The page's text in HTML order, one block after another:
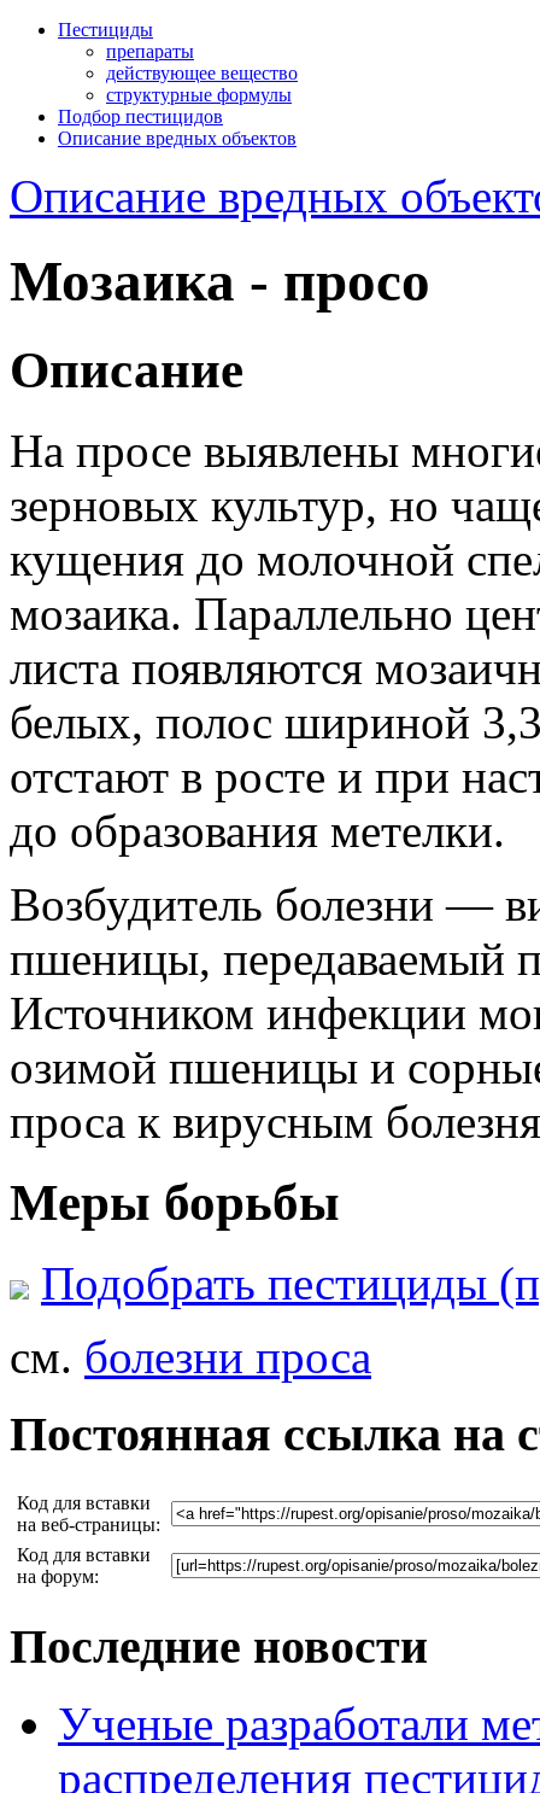
Пестициды
препараты
действующее вещество
структурные формулы
Подбор пестицидов
Описание вредных объектов
Описание вредных
Мозаика - просо
Описание
На просе выявлены
зерновых культур, но
кущения до молочной
мозаика. Параллельно
листа появляются
белых, полос шириной
отстают в росте и при
до образования метелки.
Возбудитель болезни —
пшеницы, передаваемый
Источником инфекции
озимой пшеницы и
проса к вирусным
Меры борьбы
Подобрать пестициды
см. болезни проса
Постоянная ссылка на
Код для вставки
на веб-страницы:
Код для вставки
на форум:
Последние новости
Ученые разработали
распределения